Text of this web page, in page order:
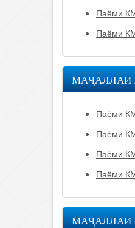
Паёми
Паёми
МАҶАЛЛАИ
Паёми
Паёми
Паёми
Паёми
МАҶАЛЛАИ